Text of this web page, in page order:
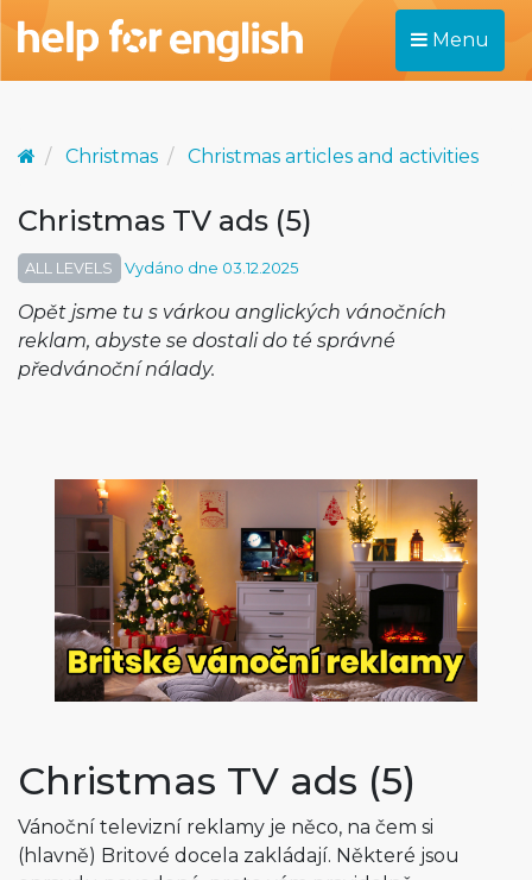
Menu
Christmas Christmas articles and activities
Christmas TV ads (5)
ALL LEVELS Vydáno dne 03.12.2025
Opět jsme tu s várkou anglických vánočních
reklam, abyste se dostali do té správné
předvánoční nálady.
Christmas TV ads (5)
Vánoční televizní reklamy je něco, na čem si
(hlavně) Britové docela zakládají. Některé jsou